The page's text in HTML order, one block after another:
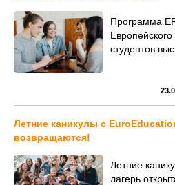
Программа
студентов
Летние каникулы с
возвращаются!
Летние
лагерь